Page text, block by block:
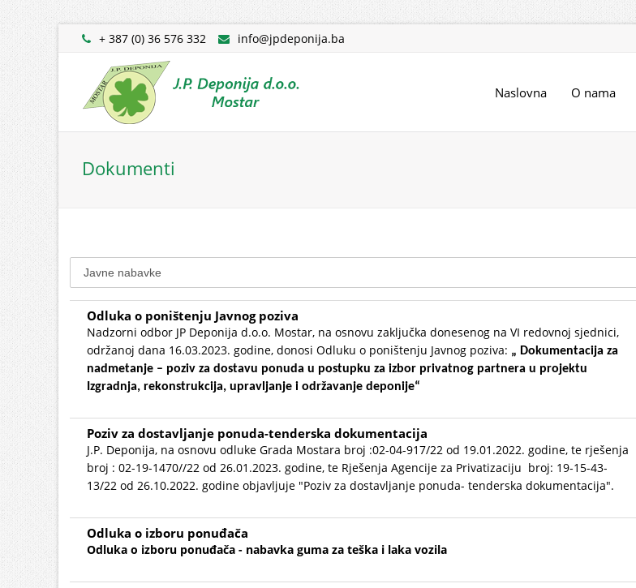
+ 387 (0) 36 576 332 info@jpdeponija.ba
Naslovna O nama
Dokumenti
Odluka o poništenju Javnog poziva
Nadzorni odbor JP Deponija d.o.o. Mostar, na osnovu zaključka donesenog na VI redovnoj sjednici,
održanoj dana 16.03.2023. godine, donosi Odluku o poništenju Javnog poziva: „ Dokumentacija za
nadmetanje – poziv za dostavu ponuda u postupku za izbor privatnog partnera u projektu
Izgradnja, rekonstrukcija, upravljanje i održavanje deponije“
Poziv za dostavljanje ponuda-tenderska dokumentacija
J.P. Deponija, na osnovu odluke Grada Mostara broj :02-04-917/22 od 19.01.2022. godine, te rješenja
broj : 02-19-1470//22 od 26.01.2023. godine, te Rješenja Agencije za Privatizaciju broj: 19-15-43-
13/22 od 26.10.2022. godine objavljuje "Poziv za dostavljanje ponuda- tenderska dokumentacija".
Odluka o izboru ponuđača
Odluka o izboru ponuđača - nabavka guma za teška i laka vozila